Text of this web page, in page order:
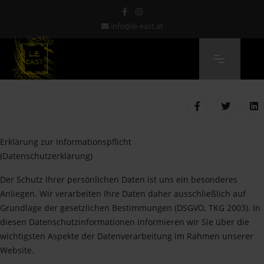
info@le-east.at
Erklärung zur Informationspflicht
(Datenschutzerklärung)
Der Schutz Ihrer persönlichen Daten ist uns ein besonderes
Anliegen. Wir verarbeiten Ihre Daten daher ausschließlich auf
Grundlage der gesetzlichen Bestimmungen (DSGVO, TKG 2003). In
diesen Datenschutzinformationen informieren wir Sie über die
wichtigsten Aspekte der Datenverarbeitung im Rahmen unserer
Website.